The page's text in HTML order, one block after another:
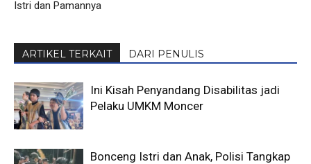
Istri dan Pamannya
ARTIKEL TERKAIT DARI PENULIS
Ini Kisah Penyandang Disabilitas jadi
Pelaku UMKM Moncer
Bonceng Istri dan Anak, Polisi Tangkap